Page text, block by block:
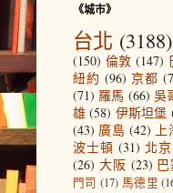
《城市》
台北 (3188)
(150) 倫敦 (147)
紐約 (96) 京都
(71) 羅馬 (66) 吳
雄 (58) 伊斯坦堡
(43) 廣島 (42)
波士頓 (31) 北京
(26) 大阪 (23)
門司 (17) 馬德里